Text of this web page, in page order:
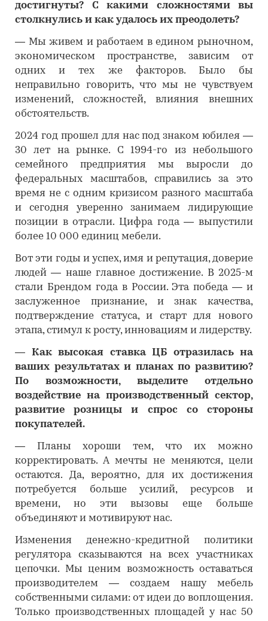
достигнуты? С какими сложностями вы
столкнулись и как удалось их преодолеть?
― Мы живем и работаем в едином рыночном,
экономическом пространстве, зависим от
одних и тех же факторов. Было бы
неправильно говорить, что мы не чувствуем
изменений, сложностей, влияния внешних
обстоятельств.
2024 год прошел для нас под знаком юбилея —
30 лет на рынке. С 1994-го из небольшого
семейного предприятия мы выросли до
федеральных масштабов, справились за это
время не с одним кризисом разного масштаба
и сегодня уверенно занимаем лидирующие
позиции в отрасли. Цифра года — выпустили
более 10 000 единиц мебели.
Вот эти годы и успех, имя и репутация, доверие
людей — наше главное достижение. В 2025-м
стали Брендом года в России. Эта победа — и
заслуженное признание, и знак качества,
подтверждение статуса, и старт для нового
этапа, стимул к росту, инновациям и лидерству.
― Как высокая ставка ЦБ отразилась на
ваших результатах и планах по развитию?
По возможности, выделите отдельно
воздействие на производственный сектор,
развитие розницы и спрос со стороны
покупателей.
―
Планы хороши тем, что их можно
корректировать. А мечты не меняются, цели
остаются. Да, вероятно, для их достижения
потребуется больше усилий, ресурсов и
времени, но эти вызовы еще больше
объединяют и мотивируют нас.
Изменения денежно-кредитной политики
регулятора сказываются на всех участниках
цепочки. Мы ценим возможность оставаться
производителем — создаем нашу мебель
собственными силами: от идеи до воплощения.
Только производственных площадей у нас 50